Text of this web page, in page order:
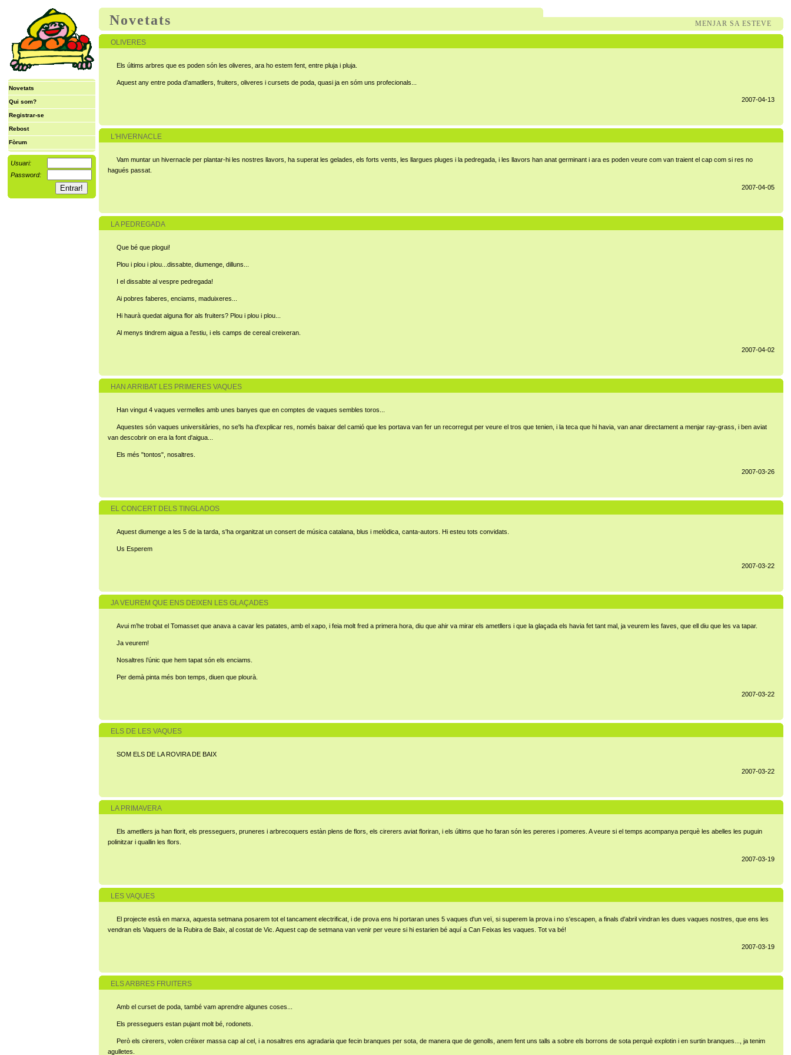
Novetats
Qui som?
Registrar-se
Rebost
Fòrum
Usuari:
Password:
Novetats MENJAR SA ESTEVE
OLIVERES
Els últims arbres que es poden són les oliveres, ara ho estem fent, entre pluja i pluja.
Aquest any entre poda d'amatllers, fruiters, oliveres i cursets de poda, quasi ja en sóm uns profecionals...
2007-04-13
L'HIVERNACLE
Vam muntar un hivernacle per plantar-hi les nostres llavors, ha superat les gelades, els forts vents, les llargues pluges i la pedregada, i les llavors han anat germinant i ara es poden veure com van traient el cap com si res no
hagués passat.
2007-04-05
LA PEDREGADA
Que bé que plogui!
Plou i plou i plou...dissabte, diumenge, dilluns...
I el dissabte al vespre pedregada!
Ai pobres faberes, enciams, maduixeres...
Hi haurà quedat alguna flor als fruiters? Plou i plou i plou...
Al menys tindrem aigua a l'estiu, i els camps de cereal creixeran.
2007-04-02
HAN ARRIBAT LES PRIMERES VAQUES
Han vingut 4 vaques vermelles amb unes banyes que en comptes de vaques sembles toros...
Aquestes són vaques universitàries, no se'ls ha d'explicar res, només baixar del camió que les portava van fer un recorregut per veure el tros que tenien, i la teca que hi havia, van anar directament a menjar ray-grass, i ben aviat
van descobrir on era la font d'aigua...
Els més "tontos", nosaltres.
2007-03-26
EL CONCERT DELS TINGLADOS
Aquest diumenge a les 5 de la tarda, s'ha organitzat un consert de música catalana, blus i melòdica, canta-autors. Hi esteu tots convidats.
Us Esperem
2007-03-22
JA VEUREM QUE ENS DEIXEN LES GLAÇADES
Avui m’he trobat el Tomasset que anava a cavar les patates, amb el xapo, i feia molt fred a primera hora, diu que ahir va mirar els ametllers i que la glaçada els havia fet tant mal, ja veurem les faves, que ell diu que les va tapar.
Ja veurem!
Nosaltres l’únic que hem tapat són els enciams.
Per demà pinta més bon temps, diuen que plourà.
2007-03-22
ELS DE LES VAQUES
SOM ELS DE LA ROVIRA DE BAIX
2007-03-22
LA PRIMAVERA
Els ametllers ja han florit, els presseguers, pruneres i arbrecoquers estàn plens de flors, els cirerers aviat floriran, i els últims que ho faran són les pereres i pomeres. A veure si el temps acompanya perquè les abelles les puguin
polinitzar i quallin les flors.
2007-03-19
LES VAQUES
El projecte està en marxa, aquesta setmana posarem tot el tancament electrificat, i de prova ens hi portaran unes 5 vaques d'un veï, si superem la prova i no s'escapen, a finals d'abril vindran les dues vaques nostres, que ens les
vendran els Vaquers de la Rubira de Baix, al costat de Vic. Aquest cap de setmana van venir per veure si hi estarien bé aquí a Can Feixas les vaques. Tot va bé!
2007-03-19
ELS ARBRES FRUITERS
Amb el curset de poda, també vam aprendre algunes coses...
Els presseguers estan pujant molt bé, rodonets.
Però els cirerers, volen créixer massa cap al cel, i a nosaltres ens agradaria que fecin branques per sota, de manera que de genolls, anem fent uns talls a sobre els borrons de sota perquè explotin i en surtin branques..., ja tenim
agulletes.